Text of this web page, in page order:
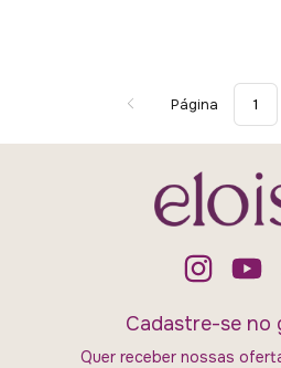
Página
Cadastre-se no
Quer receber nossas